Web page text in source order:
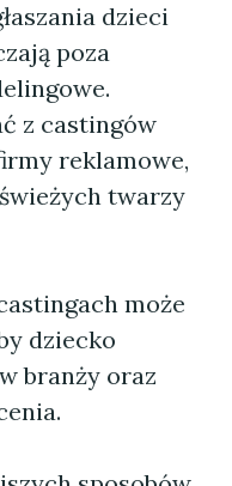
dzieci
poza
z castingów
reklamowe,
twarzy
może
dziecko
branży oraz